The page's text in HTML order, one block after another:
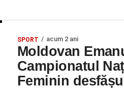
SPORT acum 2 ani
Moldovan
Campionatul
Feminin